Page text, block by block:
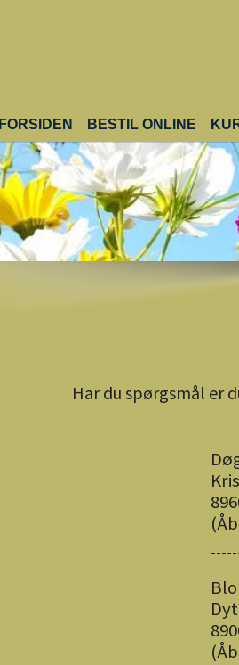
FORSIDEN BESTIL ONLINE
Har du spørgsmål er